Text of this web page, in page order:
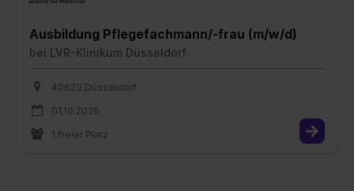
Ausbildung Pflegefachmann/-frau (m/w/d)
bei LVR-Klinikum Düsseldorf
40629 Düsseldorf
01.10.2026
1 freier Platz